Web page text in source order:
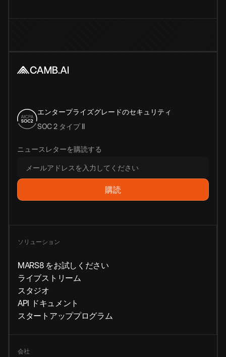
エンタープライズグレードのセキュリティ
SOC 2 タイプ II
ニュースレターを購読する
ソリューション
MARS8 をお試しください
ライブストリーム
スタジオ
API ドキュメント
スタートアッププログラム
会社